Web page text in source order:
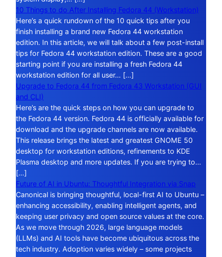
10 Things to do After Installing Fedora 44 (Workstation)
Here’s a quick rundown of the 10 quick tips after you
finish installing a brand new Fedora 44 workstation
edition. In this article, we will talk about a few post-install
tips for Fedora 44 workstation edition. These are a good
starting point if you are installing a fresh Fedora 44
workstation edition for all user… […]
Upgrade to Fedora 44 from Fedora 43 Workstation (GUI
and CLI)
Here’s are the quick steps on how you can upgrade to
the Fedora 44 version. Fedora 44 is officially available for
download and the upgrade channels are now available.
This release brings the latest and greatest GNOME 50
desktop for workstation editions, refinements to KDE
Plasma desktop and more updates. If you are trying to…
[…]
Future of AI in Ubuntu: Thoughtful Integration via Snap
Canonical is bringing thoughtful, local-first AI to Ubuntu –
enhancing accessibility, enabling intelligent agents, and
keeping user privacy and open source values at the core.
As we move through 2026, large language models
(LLMs) and AI tools have become ubiquitous across the
tech industry. Adoption varies widely – some projects